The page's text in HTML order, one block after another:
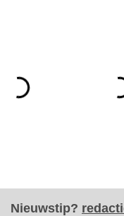
Nieuwstip?